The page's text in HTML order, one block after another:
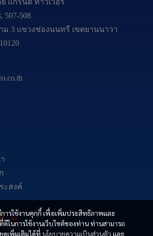
ารใช้งานคุกกี้ เพื่อเพิ่มประสิทธิภาพและ
ในการใช้งานเว็บไซต์ของท่าน ท่านสามารถ
ดเพิ่มเติมได้ที่ นโยบายความเป็นส่วนตัว และ
507-508
3 แขวงช่องนนทรี เขตยานนาวา
ะสงค์